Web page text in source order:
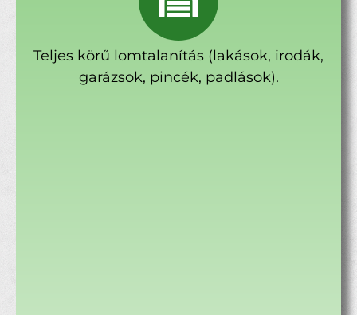
Teljes körű lomtalanítás (lakások, irodák,
garázsok, pincék, padlások).